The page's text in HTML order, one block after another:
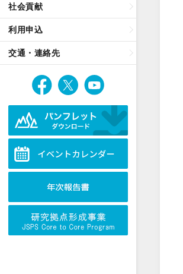
社会貢献
利用申込
交通・連絡先